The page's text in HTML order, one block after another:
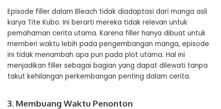
Episode filler dalam Bleach tidak diadaptasi dari manga asli
karya Tite Kubo. Ini berarti mereka tidak relevan untuk
pemahaman cerita utama. Karena filler hanya dibuat untuk
memberi waktu lebih pada pengembangan manga, episode
ini tidak menambah apa pun pada plot utama. Hal ini
menjadikan filler sebagai bagian yang dapat dilewati tanpa
takut kehilangan perkembangan penting dalam cerita.
3. Membuang Waktu Penonton